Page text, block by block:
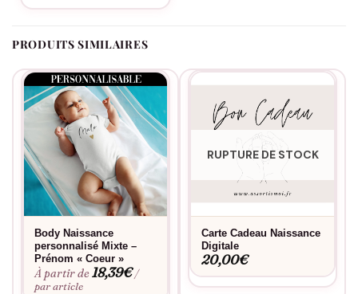
PRODUITS SIMILAIRES
Body Naissance
personnalisé Mixte –
Prénom « Coeur »
À partir de18,39€ /
par article
RUPTURE DE STOCK
Carte Cadeau Naissance
Digitale
20,00€